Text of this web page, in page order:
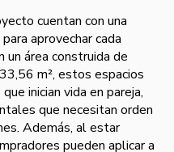
cuentan con una
aprovechar cada
un área construida de
m², estos espacios
inician vida en pareja,
que necesitan orden
Además, al estar
pueden aplicar a